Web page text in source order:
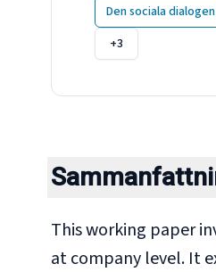
Den sociala dialogen
+3
This working paper
at company level. It